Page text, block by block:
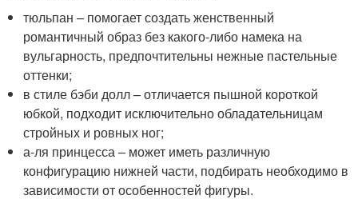
тюльпан – помогает создать женственный
романтичный образ без какого-либо намека на
вульгарность, предпочтительны нежные пастельные
оттенки;
в стиле бэби долл – отличается пышной короткой
юбкой, подходит исключительно обладательницам
стройных и ровных ног;
а-ля принцесса – может иметь различную
конфигурацию нижней части, подбирать необходимо в
зависимости от особенностей фигуры.